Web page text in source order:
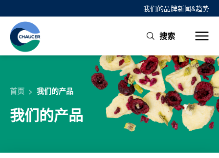
我们的品牌新闻&趋势
搜索
首页 > 我们的产品
我们的产品